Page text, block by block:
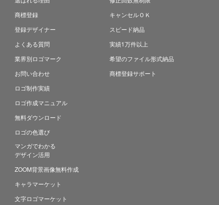
商標登録
登録デザイナー
よくある質問
業界別ロゴマーク
お問い合わせ
ロゴ制作実績
ロゴ作成マニュアル
無料ダウンロード
ロゴの色選び
マンガでわかる
デザイン活用
ZOOM背景画像無料作成
キャラマーケット
文字ロゴマーケット
キャンセルＯＫ
スピード納品
実績1万件以上
希望のファイル形式納品
商標登録サポート